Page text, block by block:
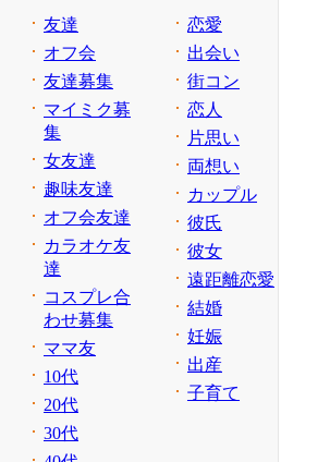
友達
オフ会
友達募集
マイミク募
集
女友達
趣味友達
オフ会友達
カラオケ友
達
コスプレ合
わせ募集
ママ友
10代
20代
30代
恋愛
出会い
街コン
恋人
片思い
両想い
カップル
彼氏
彼女
遠距離恋愛
結婚
妊娠
出産
子育て